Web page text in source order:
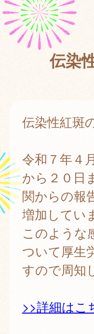
伝染
伝染性紅斑
令和７年４
から２０日
関からの報
増加してい
このような
ついて厚生
すので周知
>>詳細はこ